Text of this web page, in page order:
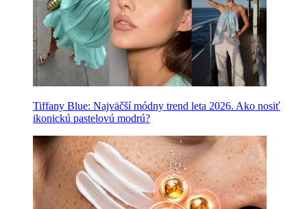
Tiffany Blue: Najväčší módny trend leta 2026. Ako nosiť
ikonickú pastelovú modrú?